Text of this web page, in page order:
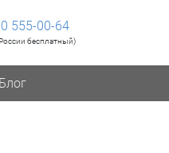
555-00-64
бесплатный)
Блог